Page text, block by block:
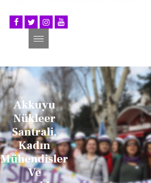
Akkuyu
Nükleer
Santrali,
Kadın
Mühendisler
Ve